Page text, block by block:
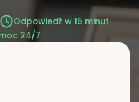
Odpowiedź w 15 minut
24/7